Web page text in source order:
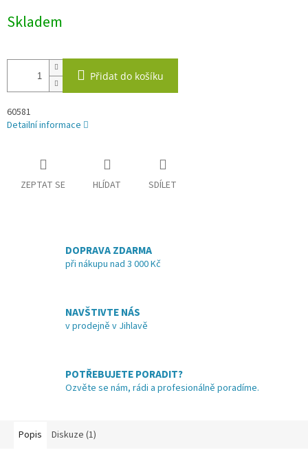
cena:
Skladem
Přidat do košíku
60581
Detailní informace
ZEPTAT SE HLÍDAT SDÍLET
DOPRAVA ZDARMA
při nákupu nad 3 000 Kč
NAVŠTIVTE NÁS
v prodejně v Jihlavě
POTŘEBUJETE PORADIT?
Ozvěte se nám, rádi a profesionálně poradíme.
Popis Diskuze (1)